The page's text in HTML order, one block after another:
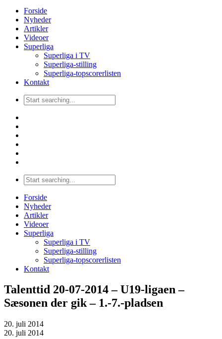
Forside
Nyheder
Artikler
Videoer
Superliga
Superliga i TV
Superliga-stilling
Superliga-topscorerlisten
Kontakt
Forside
Nyheder
Artikler
Videoer
Superliga
Superliga i TV
Superliga-stilling
Superliga-topscorerlisten
Kontakt
Talenttid 20-07-2014 – U19-ligaen –
Sæsonen der gik – 1.-7.-pladsen
20. juli 2014
20. juli 2014